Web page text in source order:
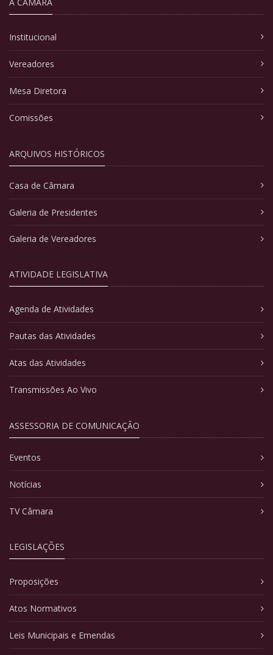
Institucional
Vereadores
Mesa Diretora
Comissões
ARQUIVOS HISTÓRICOS
Casa de Câmara
Galeria de Presidentes
Galeria de Vereadores
ATIVIDADE LEGISLATIVA
Agenda de Atividades
Pautas das Atividades
Atas das Atividades
Transmissões Ao Vivo
ASSESSORIA DE COMUNICAÇÃO
Eventos
Notícias
TV Câmara
LEGISLAÇÕES
Proposições
Atos Normativos
Leis Municipais e Emendas